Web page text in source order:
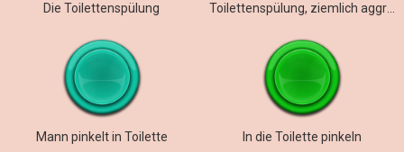
Die Toilettenspülung Toilettenspülung, ziemlich aggressiv,
Mann pinkelt in Toilette In die Toilette pinkeln